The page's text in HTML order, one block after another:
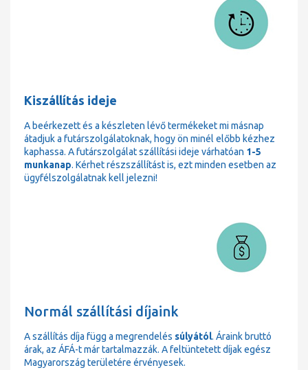
Kiszállítás ideje
A beérkezett és a készleten lévő termékeket mi másnap
átadjuk a futárszolgálatoknak, hogy ön minél előbb kézhez
kaphassa. A futárszolgálat szállítási ideje várhatóan 1-5
munkanap. Kérhet részszállítást is, ezt minden esetben az
ügyfélszolgálatnak kell jelezni!
Normál szállítási díjaink
A szállítás díja függ a megrendelés súlyától. Áraink bruttó
árak, az ÁFÁ-t már tartalmazzák. A feltüntetett díjak egész
Magyarország területére érvényesek.